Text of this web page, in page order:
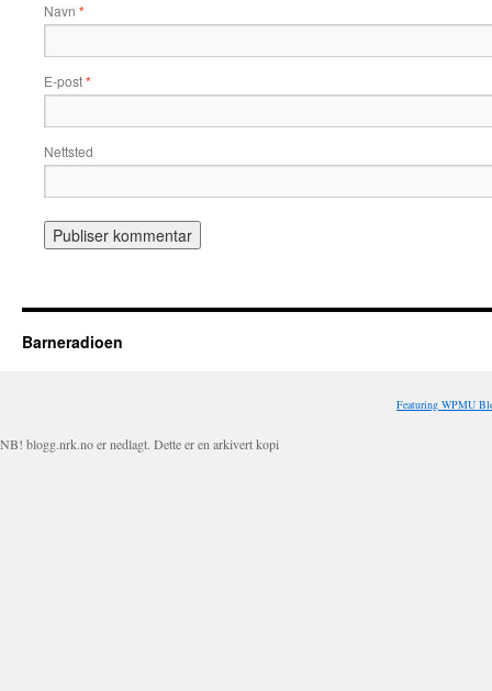
Navn *
E-post*
Nettsted
Barneradioen
Featuring WPMU
NB! blogg.nrk.no er nedlagt. Dette er en arkivert kopi